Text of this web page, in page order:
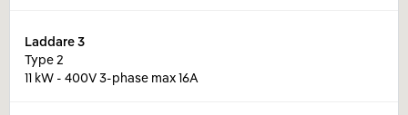
Laddare3
Type 2
11 kW - 400V 3-phase max 16A